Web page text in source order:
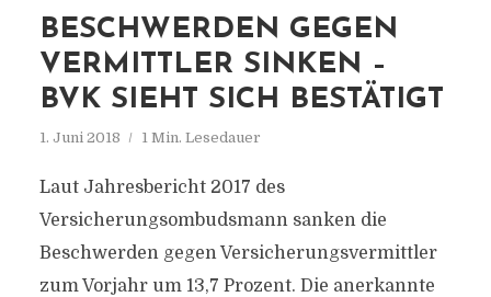
BESCHWERDEN GEGEN
VERMITTLER SINKEN –
BVK SIEHT SICH BESTÄTIGT
1. Juni 2018 1 Min. Lesedauer
Laut Jahresbericht 2017 des
Versicherungsombudsmann sanken die
Beschwerden gegen Versicherungsvermittler
zum Vorjahr um 13,7 Prozent. Die anerkannte